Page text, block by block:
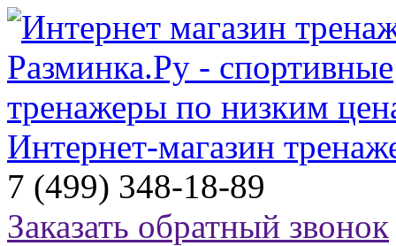
Интернет-магазин
7 (499) 348-18-89
Заказать обратный звонок